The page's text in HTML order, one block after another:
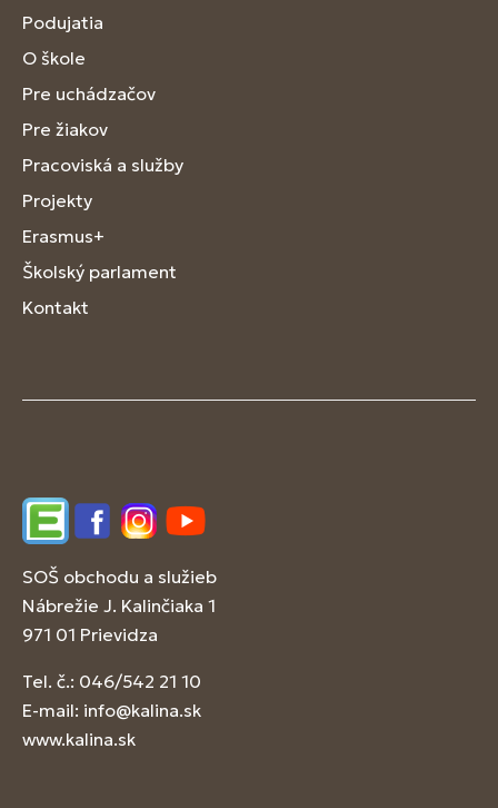
Podujatia
O škole
Pre uchádzačov
Pre žiakov
Pracoviská a služby
Projekty
Erasmus+
Školský parlament
Kontakt
EdupageFacebookInstagram
YouTube
SOŠ obchodu a služieb
Nábrežie J. Kalinčiaka 1
971 01 Prievidza
Tel. č.: 046/542 21 10
E-mail: info@kalina.sk
www.kalina.sk